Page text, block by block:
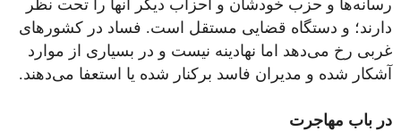
رسانه‌ها و حزب خودشان و احزاب دیگر آنها را تحت نظر
دارند؛ و دستگاه قضایی مستقل است. فساد در کشورهای
غربی رخ می‌دهد اما نهادینه نیست و در بسیاری از موارد
آشکار شده و مدیران فاسد برکنار شده یا استعفا می‌دهند.
در باب مهاجرت